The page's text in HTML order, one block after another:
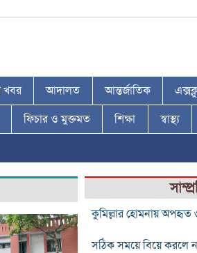
খবর আদালত আন্তর্জাতিক
ফিচার ও মুক্তমত শিক্ষা স্বাস্থ্য
কুমিল্লার হোমনায় অপহৃত
সঠিক সময়ে বিয়ে করলে